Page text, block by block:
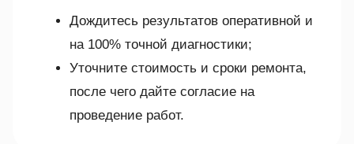
Дождитесь результатов оперативной и
на 100% точной диагностики;
Уточните стоимость и сроки ремонта,
после чего дайте согласие на
проведение работ.